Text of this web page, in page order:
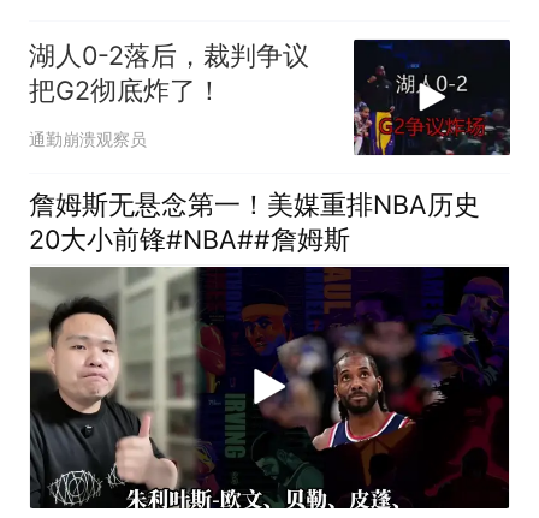
湖人0-2落后，裁判争议
把G2彻底炸了！
通勤崩溃观察员
詹姆斯无悬念第一！美媒重排NBA历史
20大小前锋#NBA##詹姆斯